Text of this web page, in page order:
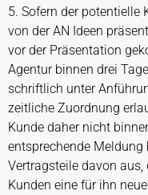
5. Sofern der potentielle
von der AN Ideen
vor der Präsentation
Agentur binnen drei
schriftlich unter
zeitliche Zuordnung
Kunde daher nicht
entsprechende Meldung
Vertragsteile davon
Kunden eine für ihn